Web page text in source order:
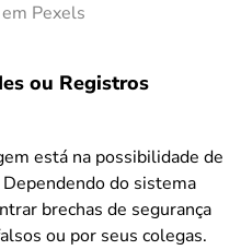
Pexels
ou Registros
está na possibilidade de
do sistema
brechas de segurança
ou por seus colegas.